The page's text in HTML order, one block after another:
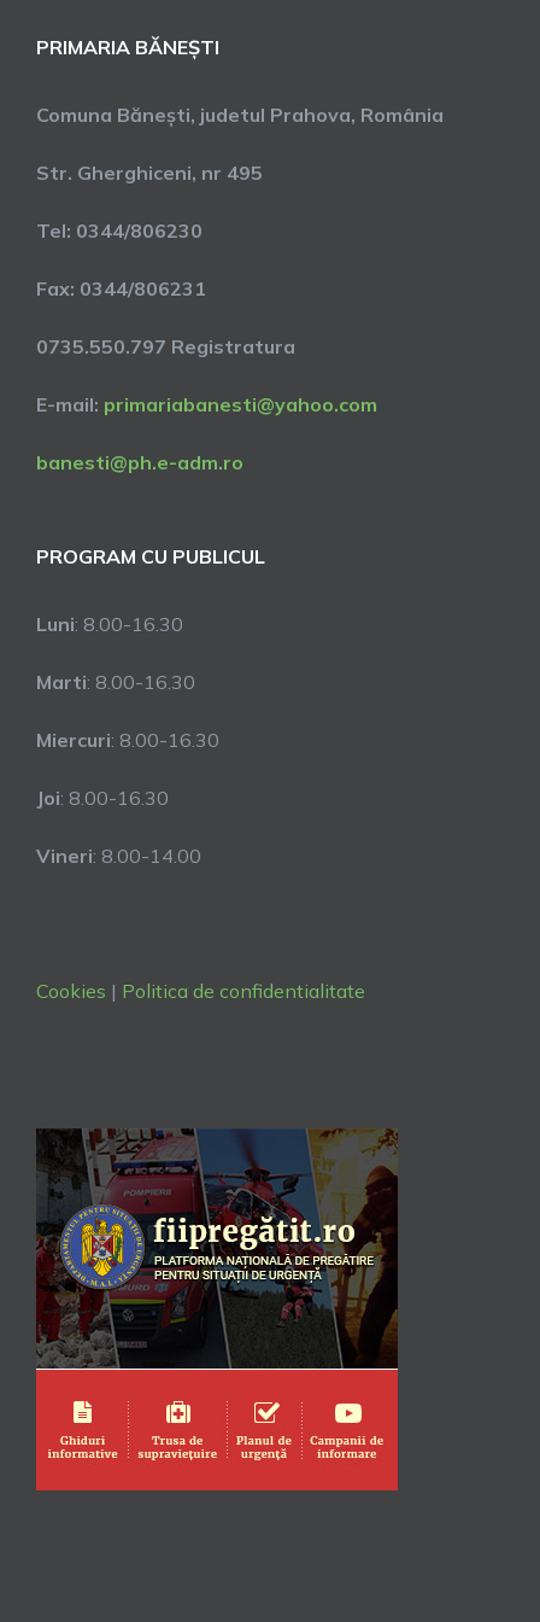
PRIMARIA BĂNEȘTI
Comuna Bănești, judetul Prahova, România
Str. Gherghiceni, nr 495
Tel: 0344/806230
Fax: 0344/806231
0735.550.797 Registratura
E-mail: primariabanesti@yahoo.com
banesti@ph.e-adm.ro
PROGRAM CU PUBLICUL
Luni: 8.00-16.30
Marti: 8.00-16.30
Miercuri: 8.00-16.30
Joi: 8.00-16.30
Vineri: 8.00-14.00
Cookies | Politica de confidentialitate